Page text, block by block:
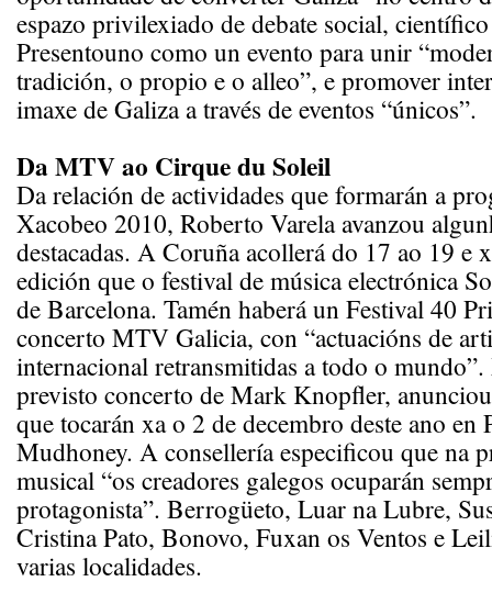
espazo privilexiado de debate social,
Presentouno como un evento para unir
tradición, o propio e o alleo”, e promover
imaxe de Galiza a través de eventos “únicos”.
Da MTV ao Cirque du Soleil
Da relación de actividades que formarán a
Xacobeo 2010, Roberto Varela avanzou
destacadas. A Coruña acollerá do 17 ao 19 e
edición que o festival de música electrónica
de Barcelona. Tamén haberá un Festival 40
concerto MTV Galicia, con “actuacións de
internacional retransmitidas a todo o
previsto concerto de Mark Knopfler,
que tocarán xa o 2 de decembro deste ano en
Mudhoney. A consellería especificou que na
musical “os creadores galegos ocuparán
protagonista”. Berrogüeto, Luar na Lubre,
Cristina Pato, Bonovo, Fuxan os Ventos e
varias localidades.